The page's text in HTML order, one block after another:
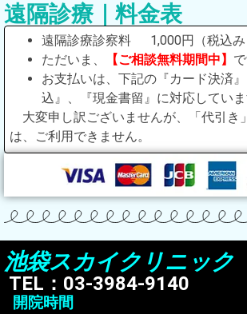
遠隔診療｜料金表
遠隔診療診察料 1,000円（税込み
ただいま、
【ご相談無料期間中】 で
お支払いは、下記の『カード決済
込』、『現金書留』に対応していま
大変申し訳ございませんが、「代引き
は、ご利用できません。
池袋スカイクリニック
TEL：03-3984-9140
開院時間